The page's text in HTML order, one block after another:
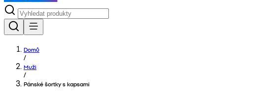
Domů
/
Muži
/
Pánské šortky s kapsami